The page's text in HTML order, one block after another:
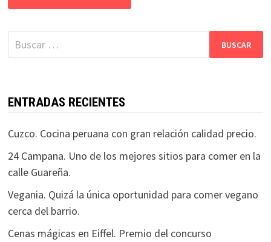
Buscar:
ENTRADAS RECIENTES
Cuzco. Cocina peruana con gran relación calidad precio.
24 Campana. Uno de los mejores sitios para comer en la
calle Guareña.
Vegania. Quizá la única oportunidad para comer vegano
cerca del barrio.
Cenas mágicas en Eiffel. Premio del concurso